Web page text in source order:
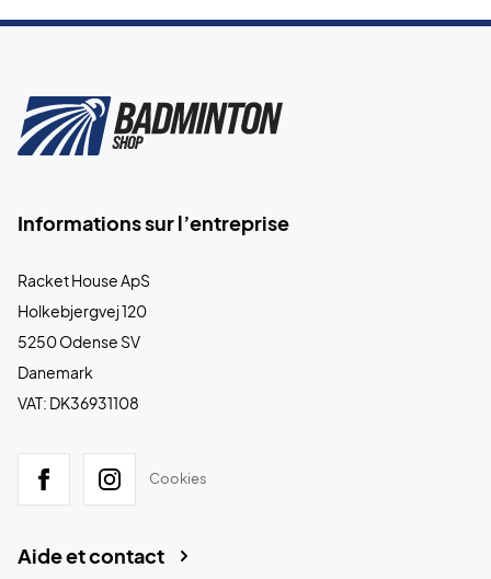
Informations sur l’entreprise
Racket House ApS
Holkebjergvej 120
5250 Odense SV
Danemark
VAT: DK36931108
Cookies
Aide et contact